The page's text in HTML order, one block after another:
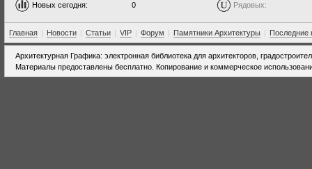
Новых сегодня:
0
Рядовых:
Главная | Новости | Статьи | VIP | Форум | Памятники Архитектуры | Последние
Архитектурная Графика: электронная библиотека для архитекторов,
Материалы предоставлены бесплатно. Копирование и коммерческое